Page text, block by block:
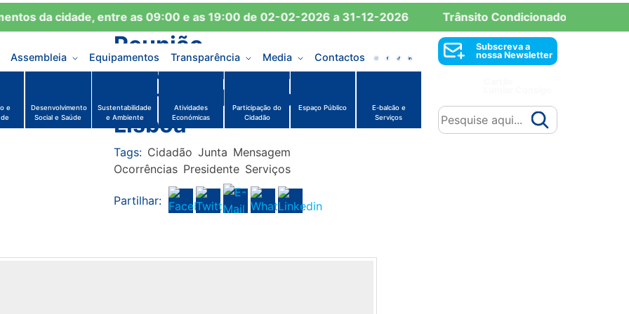
da cidade, entre as 09:00 e as 19:00 de 02-02-2026 a 31-12-2026 Trânsito Condicionado: Reserva de
Assembleia Equipamentos Transparência Media Contactos
e
Desenvolvimento
Social e Saúde
Sustentabilidade
e Ambiente
Atividades
Económicas
Participação do
Cidadão
Espaço Público
E-balcão e
Serviços
Subscreva a
nossa Newsletter
Novidades
19 de Julho, 2024
Reunião
descentralizada da
Câmara Municipal de
Lisboa
Tags: Cidadão Junta Mensagem
Ocorrências Presidente Serviços
Partilhar: